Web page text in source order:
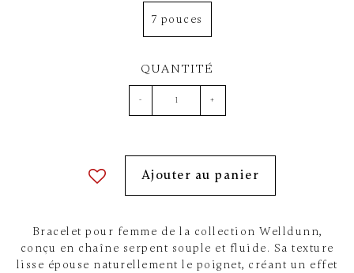
7 pouces
QUANTITÉ
- +
Ajouter au panier
Bracelet pour femme de la collection Welldunn,
conçu en chaîne serpent souple et fluide. Sa texture
lisse épouse naturellement le poignet, créant un effet